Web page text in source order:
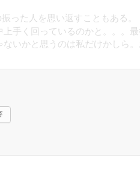
った人を思い返すこともある。
手く回っているのかと。。。
いかと思うのは私だけかしら